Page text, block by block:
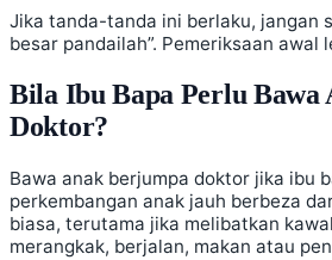
Jika tanda-tanda ini berlaku, jangan
besar pandailah”. Pemeriksaan awal
Bila Ibu Bapa Perlu Bawa
Doktor?
Bawa anak berjumpa doktor jika ibu
perkembangan anak jauh berbeza
biasa, terutama jika melibatkan
merangkak, berjalan, makan atau